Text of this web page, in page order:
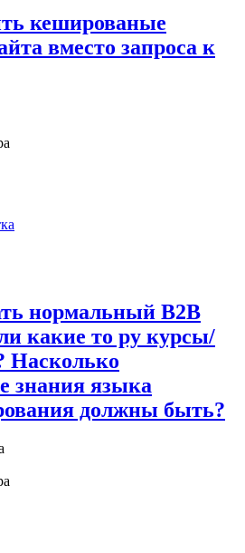
кешированые
вместо запроса к
нормальный B2B
какие то ру курсы/
Насколько
знания языка
должны быть?